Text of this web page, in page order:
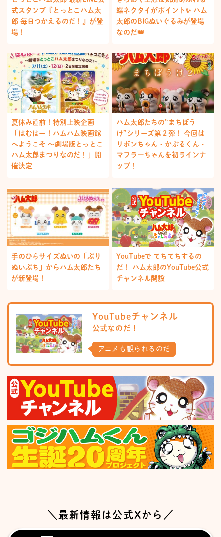
式スタンプ『とっとこハム太
郎 毎日つかえるのだ！』が登
場！
蝶ネクタイがポイント✨ ハム
太郎のBIGぬいぐるみが登場
なのだ👑
夏休み直前！特別上映企画
「はむはー！ハムハム映画館
へようこそ ～劇場版とっとこ
ハム太郎まつりなのだ！」開
催決定
ハム太郎たちの“まちぼう
け”シリーズ第２弾！ 今回は
リボンちゃん・かぶるくん・
マフラーちゃんを初ラインナ
ップ！
手のひらサイズぬいの「ぷり
ぬいぷち」からハム太郎たち
が新登場！
YouTubeで てちてちするの
だ！ ハム太郎のYouTube公式
チャンネル開設
YouTubeチャンネル
公式なのだ！
アニメも観られるのだ
＼最新情報は公式Xから／